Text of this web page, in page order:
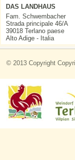
DAS LANDHAUS
Fam. Schwembacher
Strada principale 46/A
39018 Terlano paese
Alto Adige - Italia
© 2013 Copyright